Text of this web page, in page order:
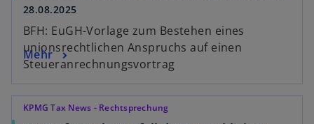
28.08.2025
BFH: EuGH-Vorlage zum Bestehen eines
unionsrechtlichen Anspruchs auf einen
Steueranrechnungsvortrag
Mehr
KPMG Tax News - Rechtsprechung